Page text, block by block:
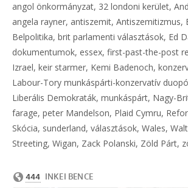
angol önkormányzat, 32 londoni kerület,
angela rayner, antiszemit, Antiszemitizmus,
Belpolitika, brit parlamenti választások, Ed
dokumentumok, essex, first-past-the-post
Izrael, keir starmer, Kemi Badenoch,
Labour-Tory munkáspárti-konzervatív
Liberális Demokraták, munkáspárt, Nagy-
farage, peter Mandelson, Plaid Cymru,
Skócia, sunderland, választások, Wales,
Streeting, Wigan, Zack Polanski, Zöld Párt,